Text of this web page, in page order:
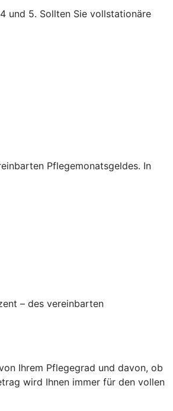
und 5. Sollten Sie vollstationäre
Pflegemonatsgeldes. In
– des vereinbarten
Ihrem Pflegegrad und davon, ob
wird Ihnen immer für den vollen